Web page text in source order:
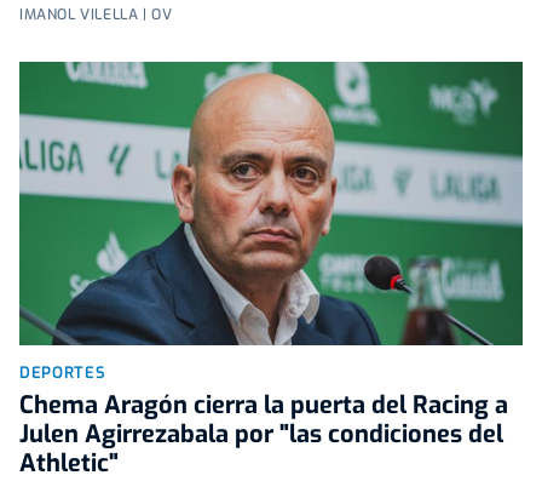
IMANOL VILELLA | OV
DEPORTES
Chema Aragón cierra la puerta del Racing a
Julen Agirrezabala por "las condiciones del
Athletic"